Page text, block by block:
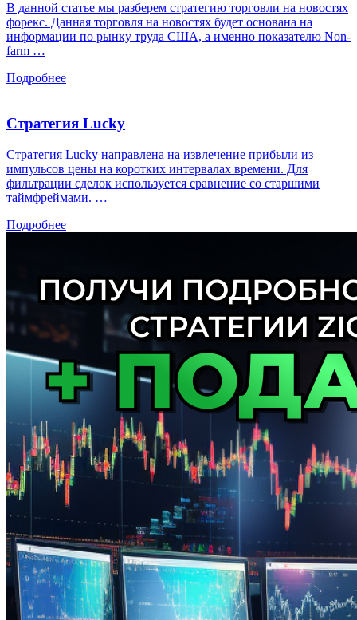
В данной статье мы разберем стратегию торговли на новостях
форекс. Данная торговля на новостях будет основана на
информации по рынку труда США, а именно показателю Non-
farm …
Подробнее
Стратегия Lucky
Стратегия Lucky направлена на извлечение прибыли из
импульсов цены на коротких интервалах времени. Для
фильтрации сделок используется сравнение со старшими
таймфреймами. …
Подробнее